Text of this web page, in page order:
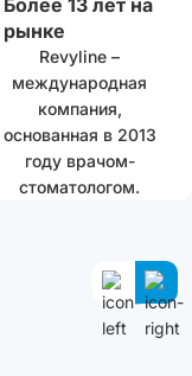
Более 13 лет на
рынке
Revyline –
международная
компания,
основанная в 2013
году врачом-
стоматологом.